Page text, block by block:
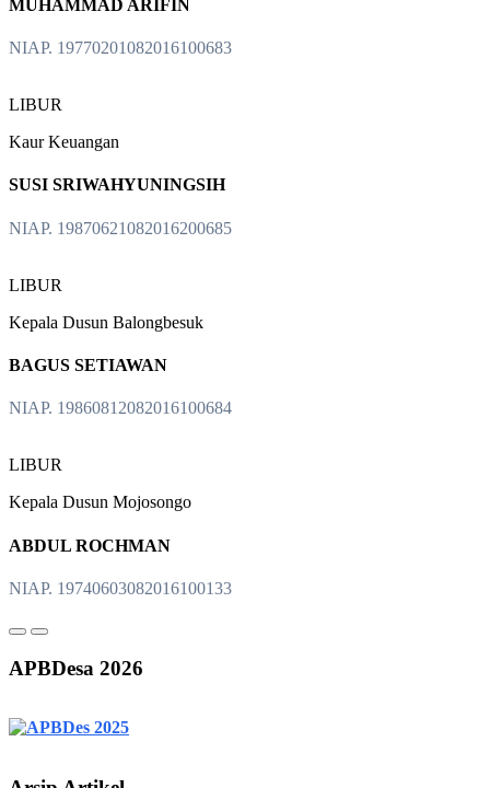
MUHAMMAD ARIFIN
NIAP. 19770201082016100683
LIBUR
Kaur Keuangan
SUSI SRIWAHYUNINGSIH
NIAP. 19870621082016200685
LIBUR
Kepala Dusun Balongbesuk
BAGUS SETIAWAN
NIAP. 19860812082016100684
LIBUR
Kepala Dusun Mojosongo
ABDUL ROCHMAN
NIAP. 19740603082016100133
APBDesa 2026